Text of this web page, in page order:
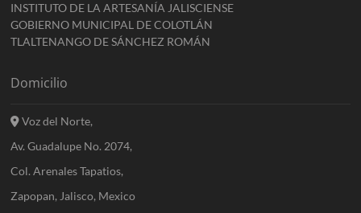
INSTITUTO DE LA ARTESANÍA JALISCIENSE
GOBIERNO MUNICIPAL DE COLOTLÁN
TLALTENANGO DE SÁNCHEZ ROMÁN
Domicilio
Voz del Norte,
Av. Guadalupe No. 2074,
Col. Arenales Tapatios,
Zapopan, Jalisco, Mexico